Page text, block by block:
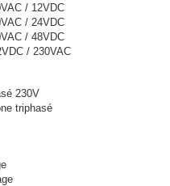
/ 12VDC
/ 24VDC
/ 48VDC
/ 230VAC
230V
triphasé